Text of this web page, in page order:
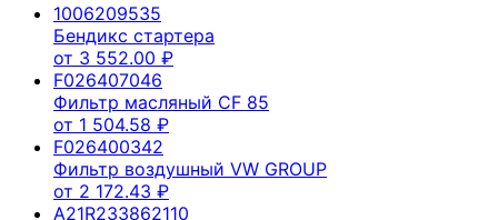
1006209535
Бендикс стартера
от 3 552.00 ₽
F026407046
Фильтр масляный CF 85
от 1 504.58 ₽
F026400342
Фильтр воздушный VW GROUP
от 2 172.43 ₽
A21R233862110